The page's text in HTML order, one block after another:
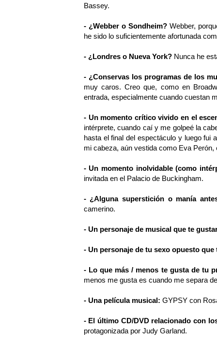
Bassey.
- ¿Webber o Sondheim?Webber,
he sido lo suficientemente afortunada
- ¿Londres o Nueva York?Nunca he
- ¿Conservas los programas de los
muy caros. Creo que, como en
entrada, especialmente cuando cuestan
- Un momento crítico vivido en el
intérprete, cuando caí y me golpeé la
hasta el final del espectáculo y luego fui
mi cabeza, aún vestida como Eva
- Un momento inolvidable (como
invitada en el Palacio de Buckingham.
- ¿Alguna superstición o manía
camerino.
- Un personaje de musical que te
- Un personaje de tu sexo opuesto
- Lo que más / menos te gusta de tu
menos me gusta es cuando me separa
- Una película musical: GYPSY con
- El último CD/DVD relacionado con
protagonizada por Judy Garland.